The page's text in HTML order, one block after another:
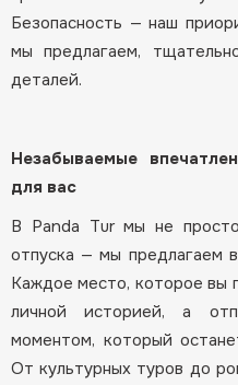
Безопасность — наш
мы предлагаем,
деталей.
Незабываемые
для вас
В Panda Tur мы не
отпуска — мы предлагаем
Каждое место, которое вы
личной историей, а
моментом, который
От культурных туров до